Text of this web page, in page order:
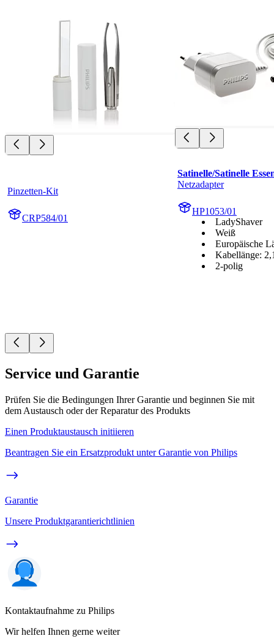
Pinzetten-Kit
CRP584/01
Satinelle/Satinelle
Netzadapter
HP1053/01
LadyShaver
Weiß
Europäische
Kabellänge:
2-polig
Service und Garantie
Prüfen Sie die Bedingungen Ihrer Garantie und beginnen Sie mit
dem Austausch oder der Reparatur des Produkts
Einen Produktaustausch initiieren
Beantragen Sie ein Ersatzprodukt unter Garantie von Philips
Garantie
Unsere Produktgarantierichtlinien
Kontaktaufnahme zu Philips
Wir helfen Ihnen gerne weiter